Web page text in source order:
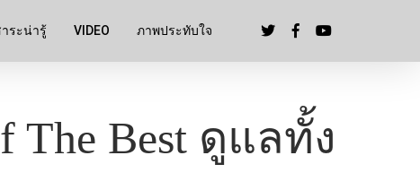
ระน่ารู้ VIDEO ภาพประทับใจ
Best ดูแลทั้ง